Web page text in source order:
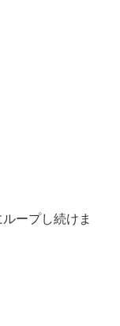
ープし続けま